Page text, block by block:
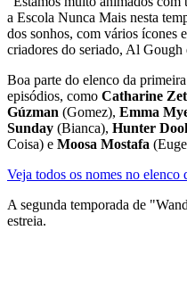
a Escola Nunca Mais nesta
dos sonhos, com vários ícones
criadores do seriado, Al
Boa parte do elenco da
episódios, como Catharine
Gúzman (Gomez), Emma
Sunday (Bianca), Hunter
Coisa) e Moosa Mostafa
Veja todos os nomes no
A segunda temporada de
estreia.